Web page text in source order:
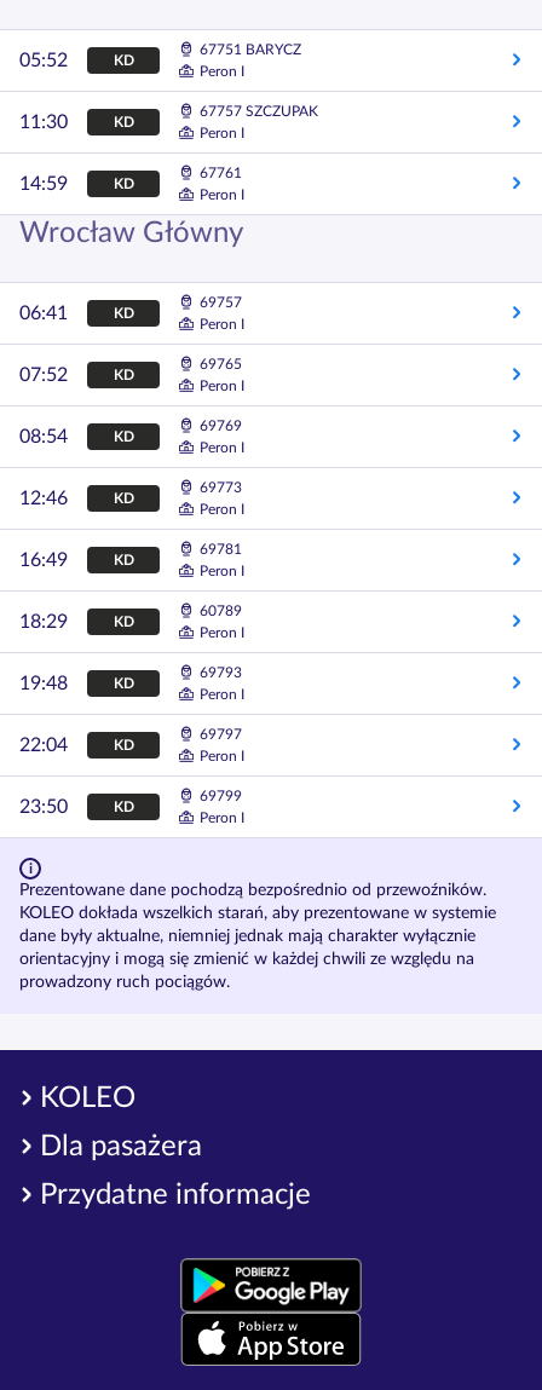
05:52 KD
67751 BARYCZ
Peron I
11:30 KD
67757 SZCZUPAK
Peron I
14:59 KD
67761
Peron I
Wrocław Główny
06:41 KD
69757
Peron I
07:52 KD
69765
Peron I
08:54 KD
69769
Peron I
12:46 KD
69773
Peron I
16:49 KD
69781
Peron I
18:29 KD
60789
Peron I
19:48 KD
69793
Peron I
22:04 KD
69797
Peron I
23:50 KD
69799
Peron I
Prezentowane dane pochodzą bezpośrednio od przewoźników.
KOLEO dokłada wszelkich starań, aby prezentowane w systemie
dane były aktualne, niemniej jednak mają charakter wyłącznie
orientacyjny i mogą się zmienić w każdej chwili ze względu na
prowadzony ruch pociągów.
KOLEO
Dla pasażera
Przydatne informacje